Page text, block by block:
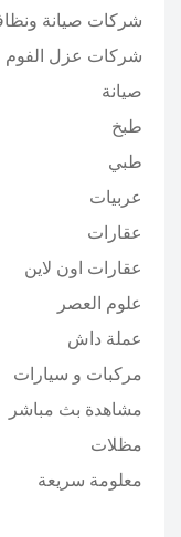
شركات صيانة
شركات عزل الفوم
صيانة
طبخ
طبي
عربيات
عقارات
عقارات اون لاين
علوم العصر
عملة داش
مركبات و سيارات
مشاهدة بث مباشر
مظلات
معلومة سريعة